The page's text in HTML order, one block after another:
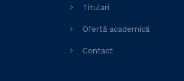
Titulari
Ofertă academică
Contact